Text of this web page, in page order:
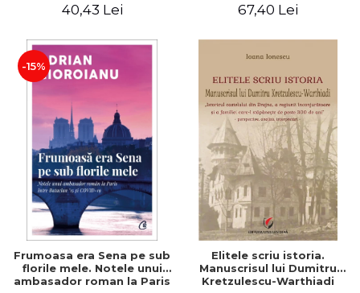
40,43 Lei 67,40 Lei
-15%
Frumoasa era Sena pe sub
florile mele. Notele unui
ambasador roman la Paris
Elitele scriu istoria.
Manuscrisul lui Dumitru
Kretzulescu-Warthiadi